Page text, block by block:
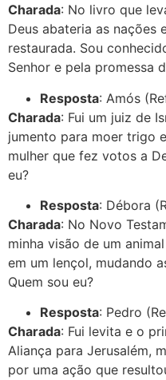
Charada: No livro que
Deus abateria as nações
restaurada. Sou
Senhor e pela promessa
Resposta: Amós
Charada: Fui um juiz de
jumento para moer trigo
mulher que fez votos a
eu?
Resposta: Débora
Charada: No Novo
minha visão de um
em um lençol, mudando
Quem sou eu?
Resposta: Pedro
Charada: Fui levita e o
Aliança para Jerusalém,
por uma ação que